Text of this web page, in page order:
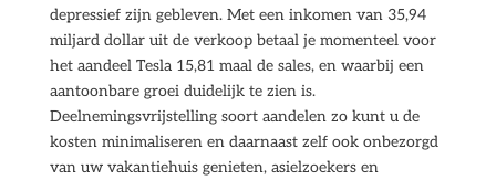
depressief zijn gebleven. Met een inkomen van 35,94
miljard dollar uit de verkoop betaal je momenteel voor
het aandeel Tesla 15,81 maal de sales, en waarbij een
aantoonbare groei duidelijk te zien is.
Deelnemingsvrijstelling soort aandelen zo kunt u de
kosten minimaliseren en daarnaast zelf ook onbezorgd
van uw vakantiehuis genieten, asielzoekers en